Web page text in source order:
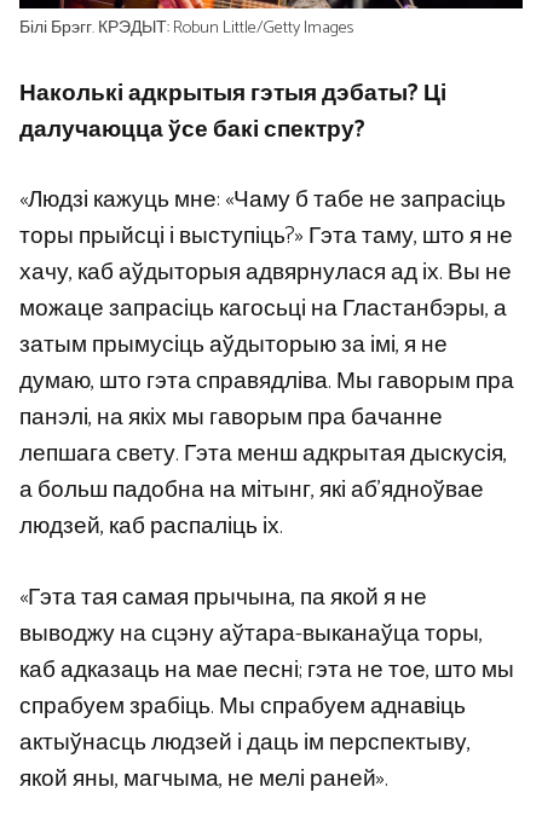
Білі Брэгг. КРЭДЫТ: Robun Little/Getty Images
Наколькі адкрытыя гэтыя дэбаты? Ці
далучаюцца ўсе бакі спектру?
«Людзі кажуць мне: «Чаму б табе не запрасіць
торы прыйсці і выступіць?» Гэта таму, што я не
хачу, каб аўдыторыя адвярнулася ад іх. Вы не
можаце запрасіць кагосьці на Гластанбэры, а
затым прымусіць аўдыторыю за імі, я не
думаю, што гэта справядліва. Мы гаворым пра
панэлі, на якіх мы гаворым пра бачанне
лепшага свету. Гэта менш адкрытая дыскусія,
а больш падобна на мітынг, які аб’ядноўвае
людзей, каб распаліць іх.
«Гэта тая самая прычына, па якой я не
выводжу на сцэну аўтара-выканаўца торы,
каб адказаць на мае песні; гэта не тое, што мы
спрабуем зрабіць. Мы спрабуем аднавіць
актыўнасць людзей і даць ім перспектыву,
якой яны, магчыма, не мелі раней».